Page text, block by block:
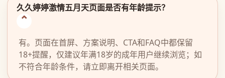
久久婷婷激情五月天页面是否有年龄提示？
有。页面在首屏、方案说明、CTA和FAQ中都保留
18+提醒，仅建议年满18岁的成年用户继续浏览；如
不符合年龄条件，请立即离开相关页面。